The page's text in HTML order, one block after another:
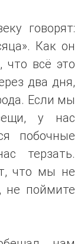
говорят:
Как он
что всё это
два дня,
Если мы
у нас
побочные
терзать.
что мы не
не поймите